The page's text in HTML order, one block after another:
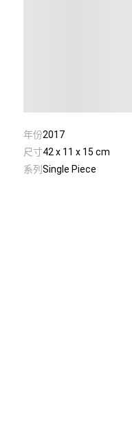
年份2017
尺寸42 x 11 x 15 cm
系列 Single Piece